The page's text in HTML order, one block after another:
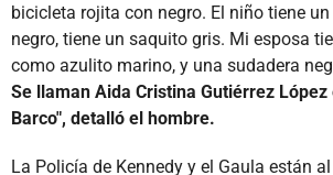
bicicleta rojita con negro. El niño tiene
negro, tiene un saquito gris. Mi esposa
como azulito marino, y una sudadera
Se llaman Aida Cristina Gutiérrez
Barco", detalló el hombre.
La Policía de Kennedy y el Gaula están